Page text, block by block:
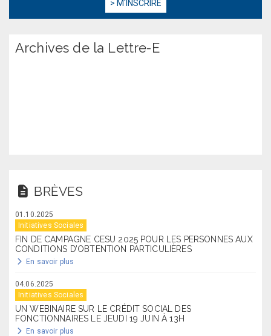
Archives de la Lettre-E
BRÈVES
01.10.2025
Initiatives Sociales
FIN DE CAMPAGNE CESU 2025 POUR LES PERSONNES AUX
CONDITIONS D’OBTENTION PARTICULIÈRES
En savoir plus
04.06.2025
Initiatives Sociales
UN WEBINAIRE SUR LE CRÉDIT SOCIAL DES
FONCTIONNAIRES LE JEUDI 19 JUIN À 13H
En savoir plus